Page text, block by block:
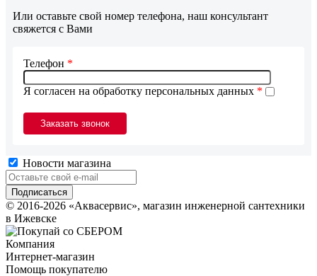
Или оставьте свой номер телефона, наш консультант
свяжется с Вами
Я согласен на обработку персональных данных *
Телефон *
Новости магазина
© 2016-2026 «Аквасервис», магазин инженерной сантехники
в Ижевске
Компания
Интернет-магазин
Помощь покупателю